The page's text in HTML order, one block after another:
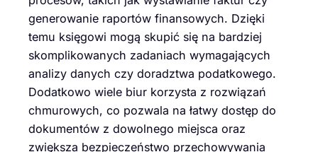
generowanie raportów finansowych. Dzięki
temu księgowi mogą skupić się na bardziej
skomplikowanych zadaniach wymagających
analizy danych czy doradztwa podatkowego.
Dodatkowo wiele biur korzysta z rozwiązań
chmurowych, co pozwala na łatwy dostęp do
dokumentów z dowolnego miejsca oraz
zwiększa bezpieczeństwo przechowywania